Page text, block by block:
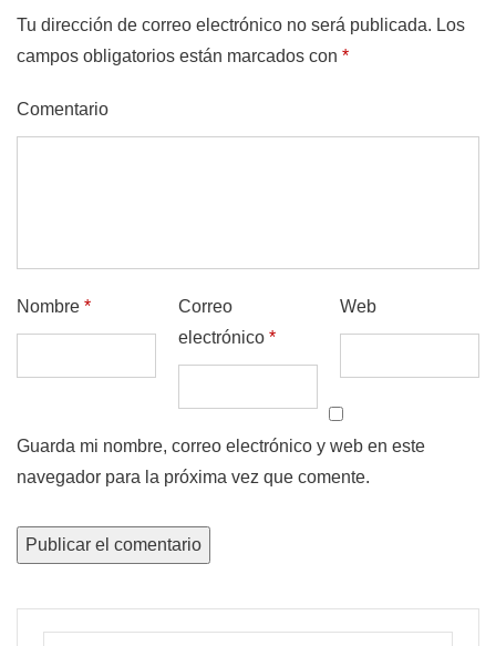
Tu dirección de correo electrónico no será publicada. Los
campos obligatorios están marcados con *
Comentario
Nombre *
Correo
electrónico *
Web
Guarda mi nombre, correo electrónico y web en este
navegador para la próxima vez que comente.